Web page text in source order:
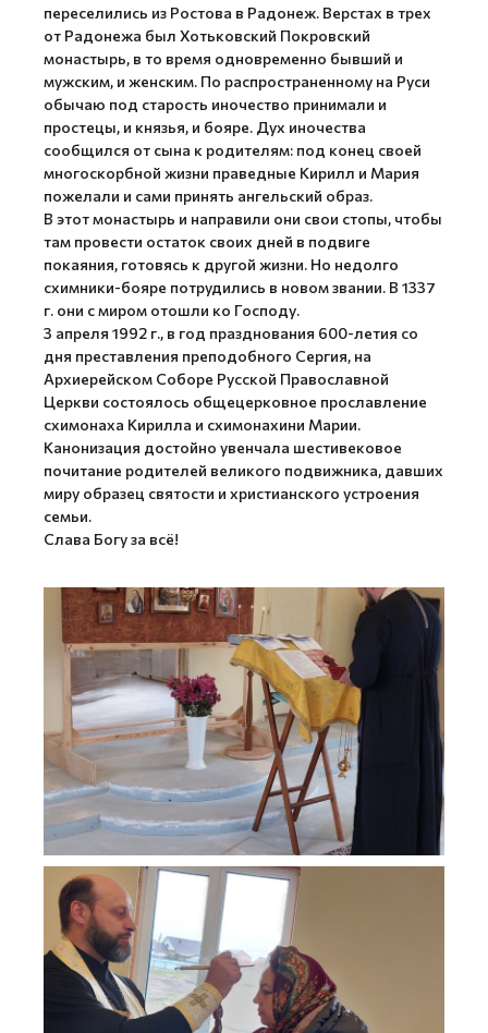
переселились из Ростова в Радонеж. Верстах в трех
от Радонежа был Хотьковский Покровский
монастырь, в то время одновременно бывший и
мужским, и женским. По распространенному на Руси
обычаю под старость иночество принимали и
простецы, и князья, и бояре. Дух иночества
сообщился от сына к родителям: под конец своей
многоскорбной жизни праведные Кирилл и Мария
пожелали и сами принять ангельский образ.
В этот монастырь и направили они свои стопы, чтобы
там провести остаток своих дней в подвиге
покаяния, готовясь к другой жизни. Но недолго
схимники-бояре потрудились в новом звании. В 1337
г. они с миром отошли ко Господу.
3 апреля 1992 г., в год празднования 600-летия со
дня преставления преподобного Сергия, на
Архиерейском Соборе Русской Православной
Церкви состоялось общецерковное прославление
схимонаха Кирилла и схимонахини Марии.
Канонизация достойно увенчала шестивековое
почитание родителей великого подвижника, давших
миру образец святости и христианского устроения
семьи.
Слава Богу за всё!